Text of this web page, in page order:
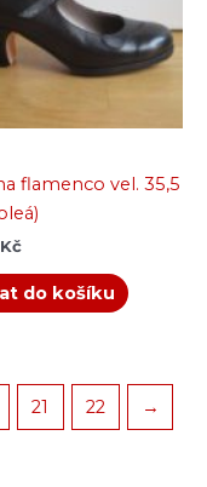
flamenco vel. 35,5
Kč
do košíku
21 22 →